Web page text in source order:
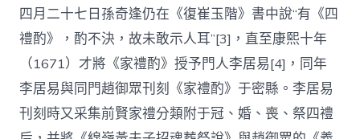
四月二十七日孫奇逢仍在《復崔玉階》書中說“有《四
禮酌》，酌不決，故未敢示人耳”[3]，直至康熙十年
（1671）才將《家禮酌》授予門人李居易[4]，同年
李居易與同門趙御眾刊刻《家禮酌》于密縣。李居易
刊刻時又采集前賢家禮分類附于冠、婚、喪、祭四禮